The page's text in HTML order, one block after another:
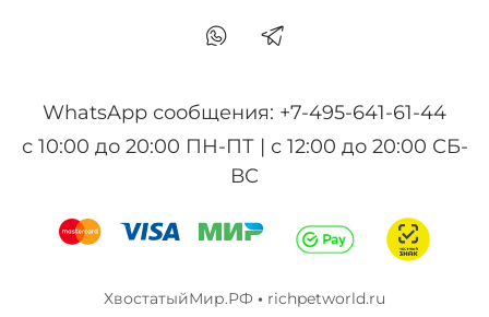
WhatsApp сообщения: +7-495-641-61-44
с 10:00 до 20:00 ПН-ПТ | с 12:00 до 20:00 СБ-
ВС
ХвостатыйМир.РФ • richpetworld.ru